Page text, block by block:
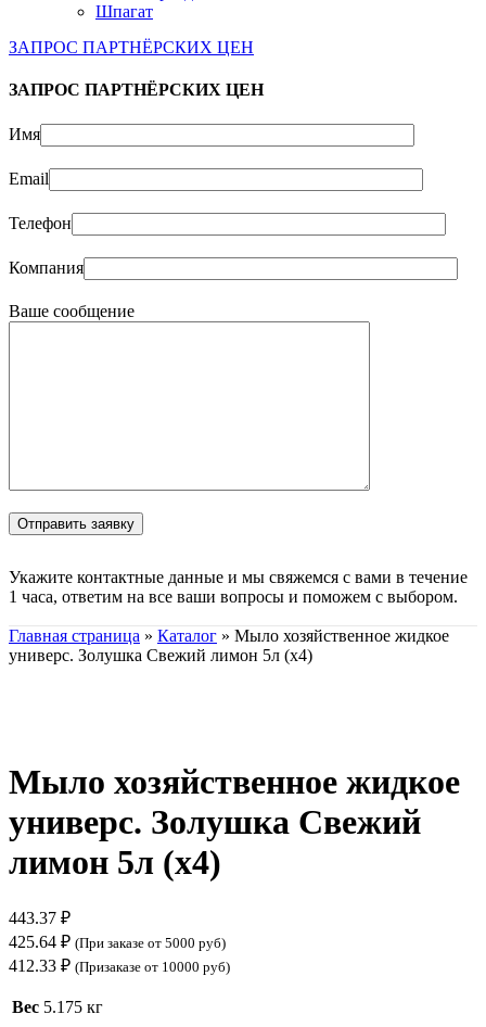
Шпагат
ЗАПРОС ПАРТНЁРСКИХ ЦЕН
ЗАПРОС ПАРТНЁРСКИХ ЦЕН
Имя
Email
Телефон
Компания
Ваше сообщение
Укажите контактные данные и мы свяжемся с вами в течение
1 часа, ответим на все ваши вопросы и поможем с выбором.
Главная страница » Каталог » Мыло хозяйственное жидкое
универс. Золушка Свежий лимон 5л (х4)
Мыло хозяйственное жидкое
универс. Золушка Свежий
лимон 5л (х4)
443.37 ₽
425.64 ₽ (При заказе от 5000 руб)
412.33 ₽ (Призаказе от 10000 руб)
Вес 5.175 кг